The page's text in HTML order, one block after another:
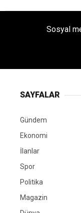
Sosyal
SAYFALAR
Gündem
Ekonomi
İlanlar
Spor
Politika
Magazin